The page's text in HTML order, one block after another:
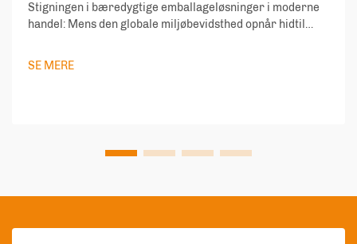
Stigningen i bæredygtige emballageløsninger i moderne
handel: Mens den globale miljøbevidsthed opnår hidtil
afgørende vendepunkt. Miljøvenlige emballageposer er
SE MERE